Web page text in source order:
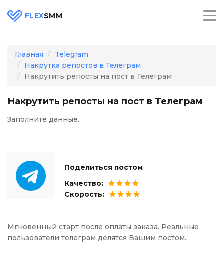
FLEXSMM
Главная
Telegram
Накрутка репостов в Телеграм
Накрутить репосты на пост в Телеграм
Накрутить репосты на пост в Телеграм
Заполните данные.
Поделиться постом
Качество:
Скорость:
Мгновенный старт после оплаты заказа. Реальные
пользователи телеграм делятся Вашим постом.